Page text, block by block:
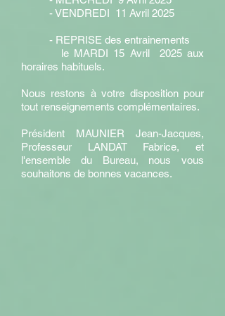
- VENDREDI 11 Avril 2025
- REPRISE des entrainements
le MARDI 15 Avril 2025 aux
horaires habituels.
Nous restons à votre disposition pour
tout renseignements complémentaires.
Président MAUNIER Jean-Jacques,
Professeur LANDAT Fabrice, et
l'ensemble du Bureau, nous vous
souhaitons de bonnes vacances.